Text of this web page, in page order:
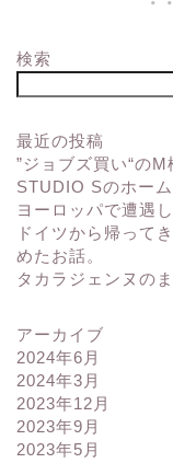
検索
最近の投稿
”ジョブズ買い“の
STUDIO Sのホー
ヨーロッパで遭遇
ドイツから帰って
めたお話。
タカラジェンヌの
アーカイブ
2024年6月
2024年3月
2023年12月
2023年9月
2023年5月